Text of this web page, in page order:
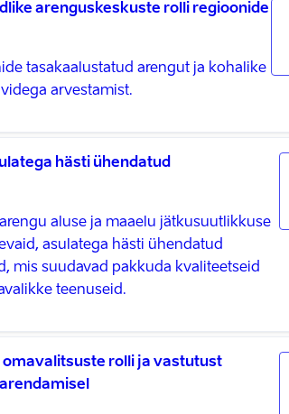
arenguskeskuste rolli regioonide
tasakaalustatud arengut ja kohalike
arvestamist.
hästi ühendatud
aluse ja maaelu jätkusuutlikkuse
asulatega hästi ühendatud
mis suudavad pakkuda kvaliteetseid
teenuseid.
omavalitsuste rolli ja vastutust